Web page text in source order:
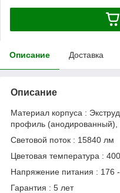
Описание Доставка
Описание
Материал корпуса :
профиль (анодированный),
Световой поток : 15840 лм
Цветовая температура :
Напряжение питания : 176
Гарантия : 5 лет